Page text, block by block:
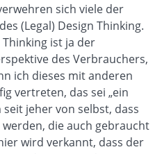
sich viele der
(Legal) Design Thinking.
ist ja der
des Verbrauchers,
ich dieses mit anderen
vertreten, das sei „ein
jeher von selbst, dass
die auch gebraucht
wird verkannt, dass der